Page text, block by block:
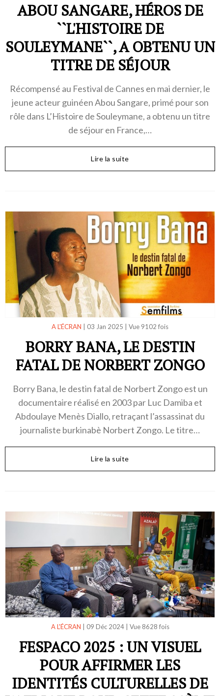
ABOU SANGARE, HÉROS DE
``L'HISTOIRE DE
SOULEYMANE``, A OBTENU UN
TITRE DE SÉJOUR
Récompensé au Festival de Cannes en mai dernier, le
jeune acteur guinéen Abou Sangare, primé pour son
rôle dans L’Histoire de Souleymane, a obtenu un titre
de séjour en France,…
Lire la suite
A L'ÉCRAN 03 Jan 2025 Vue 9102 fois
BORRY BANA, LE DESTIN
FATAL DE NORBERT ZONGO
Borry Bana, le destin fatal de Norbert Zongo est un
documentaire réalisé en 2003 par Luc Damiba et
Abdoulaye Menès Diallo, retraçant l’assassinat du
journaliste burkinabè Norbert Zongo. Le titre…
Lire la suite
A L'ÉCRAN 09 Déc 2024| Vue 8628 fois
FESPACO 2025 : UN VISUEL
POUR AFFIRMER LES
IDENTITÉS CULTURELLES DE